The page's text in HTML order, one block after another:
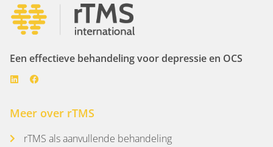
Een effectieve behandeling voor depressie en OCS
Meer over rTMS
rTMS als aanvullende behandeling